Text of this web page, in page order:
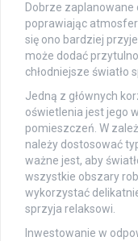
Dobrze zaplanowane
poprawiając
się ono bardziej
może dodać
chłodniejsze światło
Jedną z głównych
oświetlenia jest jego
pomieszczeń. W
należy dostosować
ważne jest, aby
wszystkie obszary
wykorzystać
sprzyja relaksowi.
Inwestowanie w